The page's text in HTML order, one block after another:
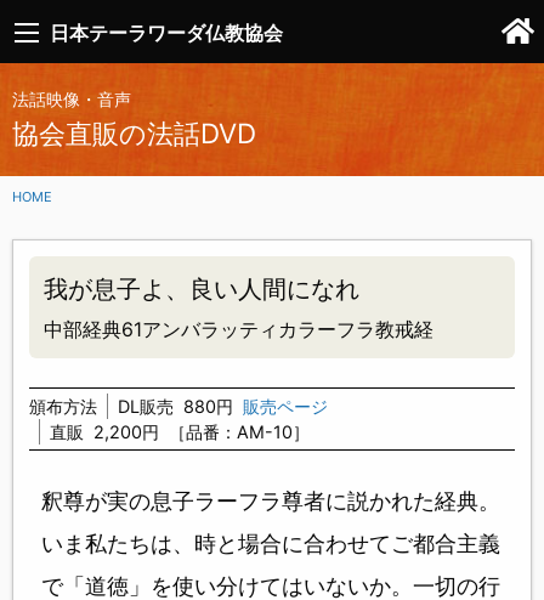
日本テーラワーダ仏教協会
法話映像・音声
協会直販の法話DVD
HOME
我が息子よ、良い人間になれ
中部経典61アンバラッティカラーフラ教戒経
頒布方法 DL販売 880円 販売ページ
直販
2,200円 ［品番：AM-10］
釈尊が実の息子ラーフラ尊者に説かれた経典。
いま私たちは、時と場合に合わせてご都合主義
で「道徳」を使い分けてはいないか。一切の行